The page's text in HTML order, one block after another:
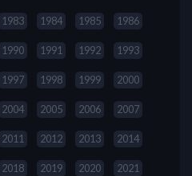
1983 1984 1985 1986
1990 1991 1992 1993
1997 1998 1999 2000
2004 2005 2006 2007
2011 2012 2013 2014
2018 2019 2020 2021